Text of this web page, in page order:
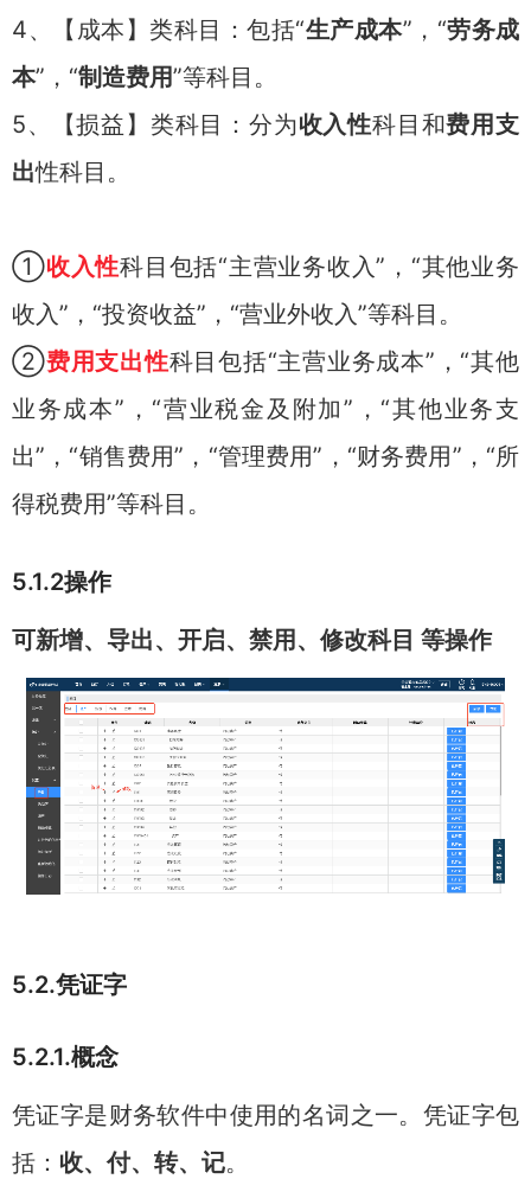
4、【成本】类科目：包括“生产成本”，“劳务成
本”，“制造费用”等科目。
5、【损益】类科目：分为收入性科目和费用支
出性科目。
①收入性科目包括“主营业务收入”，“其他业务
收入”，“投资收益”，“营业外收入”等科目。
②费用支出性科目包括“主营业务成本”，“其他
业务成本”，“营业税金及附加”，“其他业务支
出”，“销售费用”，“管理费用”，“财务费用”，“所
得税费用”等科目。
5.1.2操作
可新增、导出、开启、禁用、修改科目 等操作
5.2.凭证字
5.2.1.概念
凭证字是财务软件中使用的名词之一。凭证字包
括： 收、付、转、记。